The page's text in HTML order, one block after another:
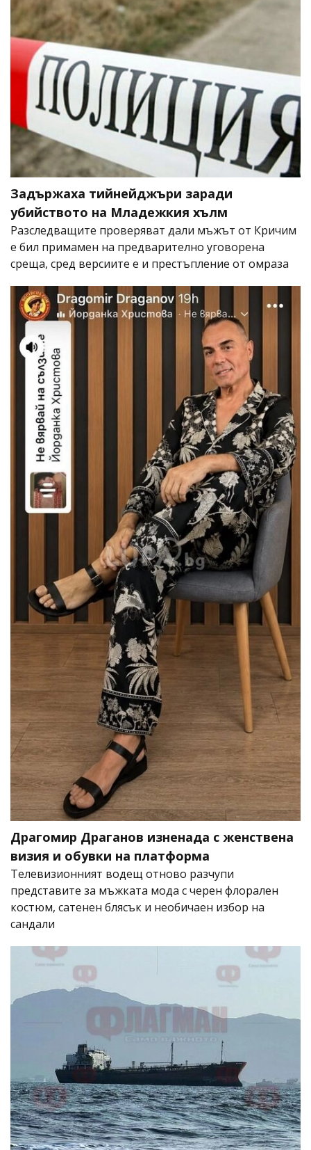
Задържаха тийнейджъри заради
убийството на Младежкия хълм
Разследващите проверяват дали мъжът от Кричим
е бил примамен на предварително уговорена
среща, сред версиите е и престъпление от омраза
Драгомир Драганов изненада с женствена
визия и обувки на платформа
Телевизионният водещ отново разчупи
представите за мъжката мода с черен флорален
костюм, сатенен блясък и необичаен избор на
сандали